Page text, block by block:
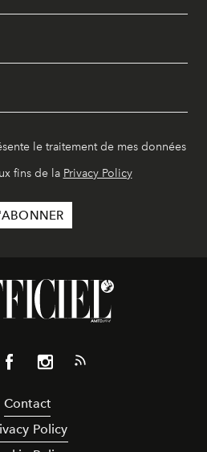
le traitement de mes données
fins de la Privacy Policy
Contact
Policy